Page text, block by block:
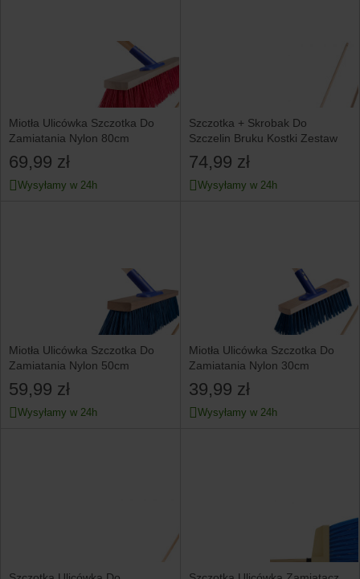
Miotła Ulicówka Szczotka Do
Zamiatania Nylon 80cm
69,99 zł
Wysyłamy w 24h
Szczotka + Skrobak Do
Szczelin Bruku Kostki Zestaw
74,99 zł
Wysyłamy w 24h
Miotła Ulicówka Szczotka Do
Zamiatania Nylon 50cm
59,99 zł
Wysyłamy w 24h
Miotła Ulicówka Szczotka Do
Zamiatania Nylon 30cm
39,99 zł
Wysyłamy w 24h